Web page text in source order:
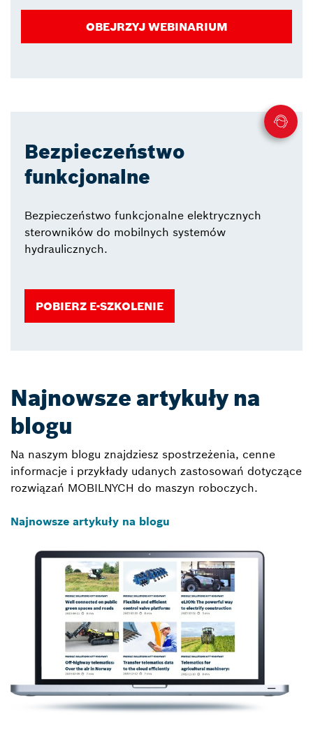
OBEJRZYJ WEBINARIUM
Bezpieczeństwo
funkcjonalne
Bezpieczeństwo funkcjonalne elektrycznych
sterowników do mobilnych systemów
hydraulicznych.
POBIERZ E-SZKOLENIE
Najnowsze artykuły na
blogu
Na naszym blogu znajdziesz spostrzeżenia, cenne
informacje i przykłady udanych zastosowań dotyczące
rozwiązań MOBILNYCH do maszyn roboczych.
Najnowsze artykuły na blogu